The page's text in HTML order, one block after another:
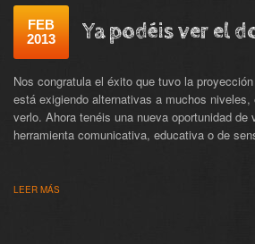
FEB
2013
Ya podéis ver el
Nos congratula el éxito que tuvo la
está exigiendo alternativas a muchos
verlo. Ahora tenéis una nueva oportunidad
herramienta comunicativa, educativa o de
LEER MÁS